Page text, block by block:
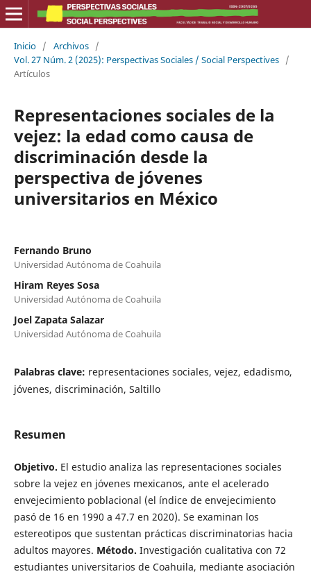
Inicio / Archivos /
Vol. 27 Núm. 2 (2025): Perspectivas Sociales / Social Perspectives /
Artículos
Representaciones sociales de la
vejez: la edad como causa de
discriminación desde la
perspectiva de jóvenes
universitarios en México
Fernando Bruno
Universidad Autónoma de Coahuila
Hiram Reyes Sosa
Universidad Autónoma de Coahuila
Joel Zapata Salazar
Universidad Autónoma de Coahuila
Palabras clave: representaciones sociales, vejez, edadismo,
jóvenes, discriminación, Saltillo
Resumen
Objetivo. El estudio analiza las representaciones sociales
sobre la vejez en jóvenes mexicanos, ante el acelerado
envejecimiento poblacional (el índice de envejecimiento
pasó de 16 en 1990 a 47.7 en 2020). Se examinan los
estereotipos que sustentan prácticas discriminatorias hacia
adultos mayores. Método. Investigación cualitativa con 72
estudiantes universitarios de Coahuila, mediante asociación